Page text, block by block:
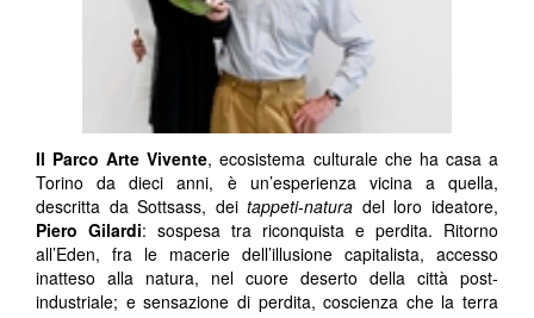
Il Parco Arte Vivente, ecosistema culturale che ha casa a
Torino da dieci anni, è un’esperienza vicina a quella,
descritta da Sottsass, deitappeti-natura del loro ideatore,
Piero Gilardi: sospesa tra riconquista e perdita. Ritorno
all’Eden, fra le macerie dell’illusione capitalista, accesso
inatteso alla natura, nel cuore deserto della città post-
industriale; e sensazione di perdita, coscienza che la terra